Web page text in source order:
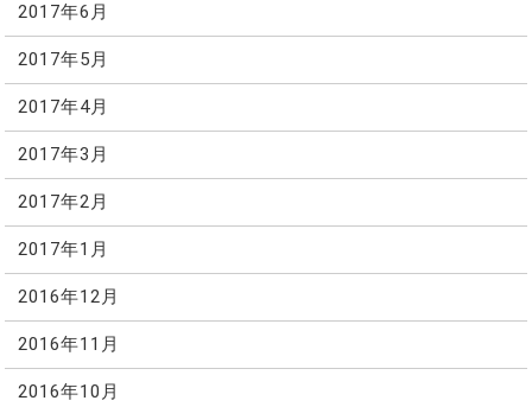
2017年6月
2017年5月
2017年4月
2017年3月
2017年2月
2017年1月
2016年12月
2016年11月
2016年10月